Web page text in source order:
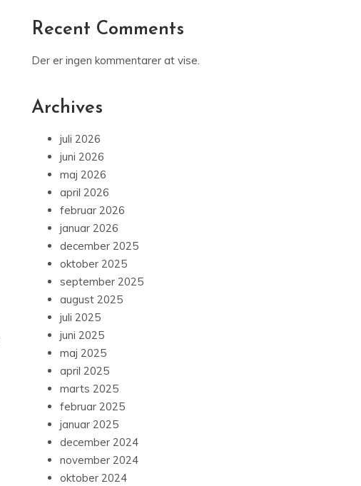
Recent Comments
Der er ingen kommentarer at vise.
Archives
juli 2026
juni 2026
maj 2026
april 2026
februar 2026
januar 2026
december 2025
oktober 2025
september 2025
august 2025
juli 2025
juni 2025
maj 2025
april 2025
marts 2025
februar 2025
januar 2025
december 2024
november 2024
oktober 2024